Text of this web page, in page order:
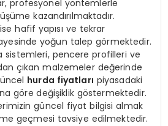
profesyonel yöntemlerle
kazandırılmaktadır.
ise hafif yapısı ve tekrar
yoğun talep görmektedir.
sistemleri, pencere profilleri ve
çıkan malzemeler değerinde
hurda fiyatları piyasadaki
göre değişiklik göstermektedir.
güncel fiyat bilgisi almak
geçmesi tavsiye edilmektedir.